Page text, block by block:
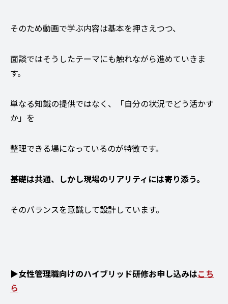
そのため動画で学ぶ内容は基本を押さえつつ、
面談ではそうしたテーマにも触れながら進めていきま
す。
単なる知識の提供ではなく、「自分の状況でどう活かす
か」を
整理できる場になっているのが特徴です。
基礎は共通、しかし現場のリアリティには寄り添う。
そのバランスを意識して設計しています。
▶女性管理職向けのハイブリッド研修お申し込みはこち
ら